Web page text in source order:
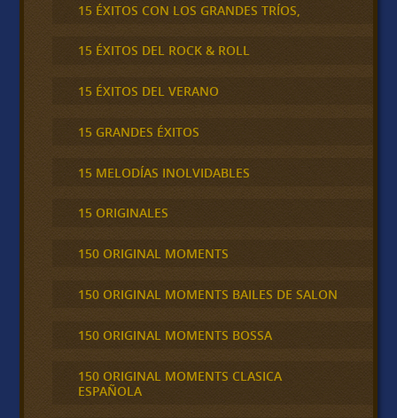
15 ÉXITOS CON LOS GRANDES TRÍOS,
15 ÉXITOS DEL ROCK & ROLL
15 ÉXITOS DEL VERANO
15 GRANDES ÉXITOS
15 MELODÍAS INOLVIDABLES
15 ORIGINALES
150 ORIGINAL MOMENTS
150 ORIGINAL MOMENTS BAILES DE SALON
150 ORIGINAL MOMENTS BOSSA
150 ORIGINAL MOMENTS CLASICA
ESPAÑOLA